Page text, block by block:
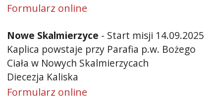
Formularz online
Nowe Skalmierzyce - Start misji 14.09.2025
Kaplica powstaje przy Parafia p.w. Bożego
Ciała w Nowych Skalmierzycach
Diecezja Kaliska
Formularz online